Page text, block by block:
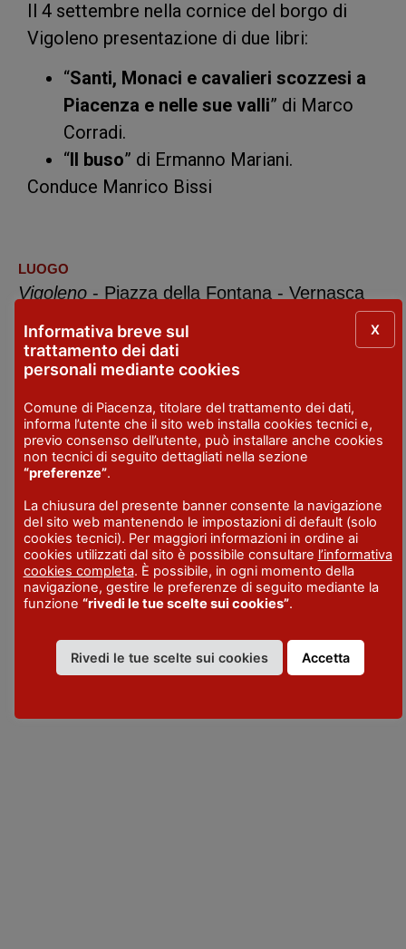
Il 4 settembre nella cornice del borgo di
Vigoleno presentazione di due libri:
“Santi, Monaci e cavalieri scozzesi a
Piacenza e nelle sue valli” di Marco
Corradi.
“Il buso” di Ermanno Mariani.
Conduce Manrico Bissi
LUOGO
Vigoleno - Piazza della Fontana - Vernasca
DATE
4 set 2022
CONTATTI
telephone: + 39 3297503774
info@visitvigoleno.it
VISITPIACENZA
Informativa breve sul
trattamento dei dati
personali mediante cookies
Comune di Piacenza, titolare del trattamento dei dati,
informa l’utente che il sito web installa cookies tecnici e,
previo consenso dell’utente, può installare anche cookies
non tecnici di seguito dettagliati nella sezione
“preferenze”.
La chiusura del presente banner consente la navigazione
del sito web mantenendo le impostazioni di default (solo
cookies tecnici). Per maggiori informazioni in ordine ai
cookies utilizzati dal sito è possibile consultare l’informativa
cookies completa. È possibile, in ogni momento della
navigazione, gestire le preferenze di seguito mediante la
funzione “rivedi le tue scelte sui cookies”.
Rivedi le tue scelte sui cookies Accetta
X